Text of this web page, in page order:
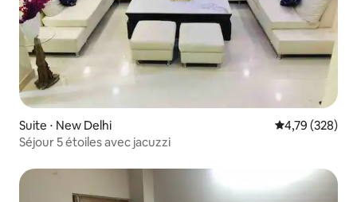
Suite ⋅ New Delhi Évaluation
4,79 (328)
Séjour 5 étoiles avec jacuzzi